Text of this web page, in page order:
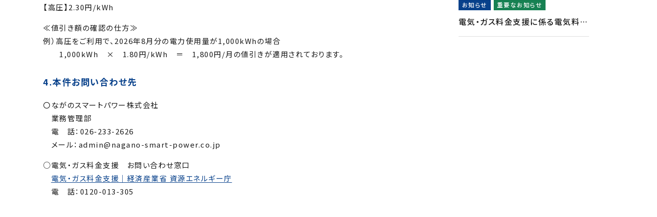
【高圧】2.30円/kWh
≪値引き額の確認の仕方≫
例）高圧をご利用で、2026年8月分の電力使用量が1,000kWhの場合
1,000kWh × 1.80円/kWh ＝ 1,800円/月の値引きが適用されております。
4.本件お問い合わせ先
〇ながのスマートパワー株式会社
業務管理部
電 話：026-233-2626
メール：admin@nagano-smart-power.co.jp
○電気・ガス料金支援 お問い合わせ窓口
電気・ガス料金支援｜経済産業省 資源エネルギー庁
電 話：0120-013-305
お知らせ
重要なお知らせ
電気・ガス料金支援に係る電気料…